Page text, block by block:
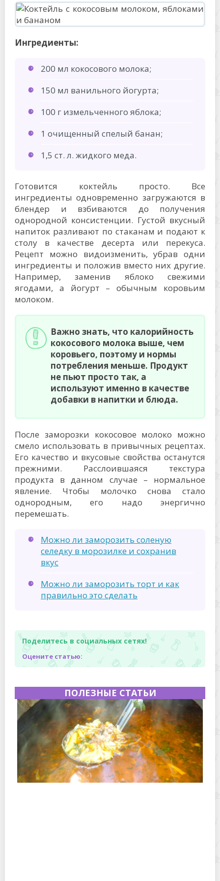
Ингредиенты:
200 мл кокосового молока;
150 мл ванильного йогурта;
100 г измельченного яблока;
1 очищенный спелый банан;
1,5 ст. л. жидкого меда.
Готовится коктейль просто. Все
ингредиенты одновременно загружаются в
блендер и взбиваются до получения
однородной консистенции. Густой вкусный
напиток разливают по стаканам и подают к
столу в качестве десерта или перекуса.
Рецепт можно видоизменить, убрав одни
ингредиенты и положив вместо них другие.
Например, заменив яблоко свежими
ягодами, а йогурт – обычным коровьим
молоком.
Важно знать, что калорийность
кокосового молока выше, чем
коровьего, поэтому и нормы
потребления меньше. Продукт
не пьют просто так, а
используют именно в качестве
добавки в напитки и блюда.
После заморозки кокосовое молоко можно
смело использовать в привычных рецептах.
Его качество и вкусовые свойства останутся
прежними. Расслоившаяся текстура
продукта в данном случае – нормальное
явление. Чтобы молочко снова стало
однородным, его надо энергично
перемешать.
Можно ли заморозить соленую
селедку в морозилке и сохранив
вкус
Можно ли заморозить торт и как
правильно это сделать
Поделитесь в социальных сетях!
Оцените статью:
ПОЛЕЗНЫЕ СТАТЬИ